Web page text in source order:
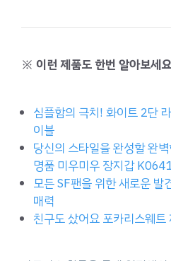
※ 이런 제품도 한번 알아보세
심플함의 극치! 화이트 2단
이블
당신의 스타일을 완성할 완
명품 미우미우 장지갑
모든 SF팬을 위한 새로운 발
매력
친구도 샀어요 포카리스웨